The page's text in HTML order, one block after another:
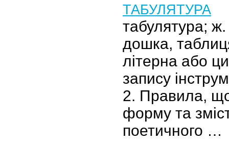
ТАБУЛЯТУРА
табулятура; ж.
дошка,
літерна або
запису
2. Правила,
форму та
поетичного …